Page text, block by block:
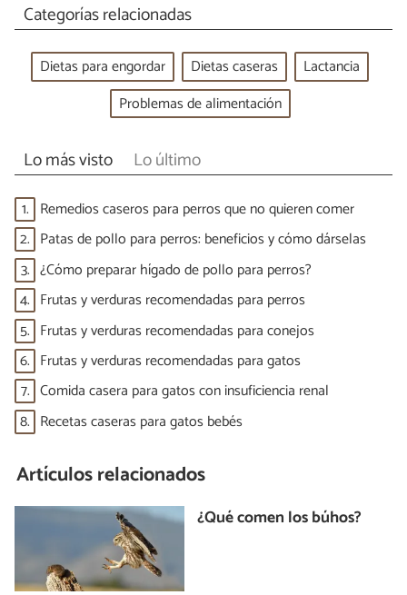
Categorías relacionadas
Dietas para engordar Dietas caseras
Lactancia
Problemas de alimentación
Lo más visto Lo último
1. Remedios caseros para perros que no quieren comer
2. Patas de pollo para perros: beneficios y cómo dárselas
3. ¿Cómo preparar hígado de pollo para perros?
4. Frutas y verduras recomendadas para perros
5. Frutas y verduras recomendadas para conejos
6. Frutas y verduras recomendadas para gatos
7. Comida casera para gatos con insuficiencia renal
8. Recetas caseras para gatos bebés
Artículos relacionados
¿Qué comen los búhos?